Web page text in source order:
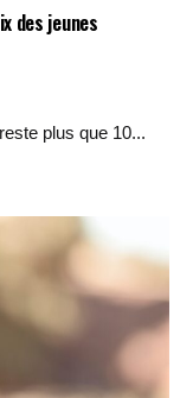
des jeunes
plus que 10...